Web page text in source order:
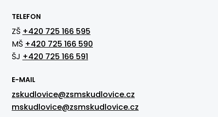
TELEFON
ZŠ +420 725 166 595
MŠ +420 725 166 590
ŠJ +420 725 166 591
E-MAIL
zskudlovice@zsmskudlovice.cz
mskudlovice@zsmskudlovice.cz